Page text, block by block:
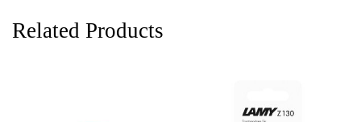
Related Products